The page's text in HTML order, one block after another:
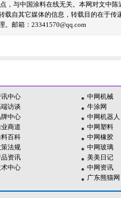
，与中国涂料在线无关。本网对文中
载自其它媒体的信息，转载目的在于
。邮箱：23341570@qq.com
讯中心
访谈
中心
商道
百科
法规
品资讯
中心
中网机械
牛涂网
中网机器人
中网塑料
中网橡胶
中网玻璃
美美日记
中网资讯
广东熊猫网